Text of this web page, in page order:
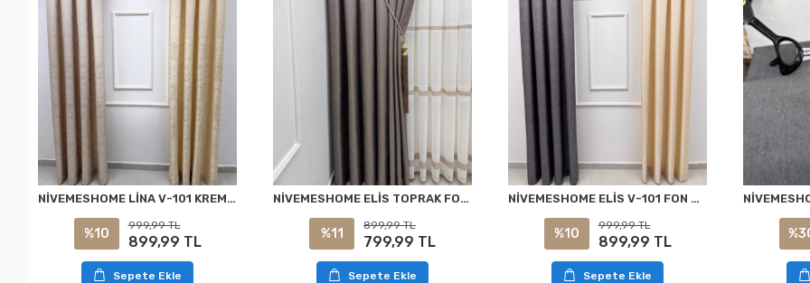
NİVEMESHOME LİNA V-101 KREM 1/3 PİLELİ FON PERDE
%10
999,99 TL
899,99 TL
Sepete Ekle
NİVEMESHOME ELİS TOPRAK FON PERDE 1/3 SIK PİLELİ PERDE APM
%11
899,99 TL
799,99 TL
Sepete Ekle
NİVEMESHOME ELİS V-101 FON PERDE 1/3 SIK PİLELİ PERDE APM
%10
999,99 TL
899,99 TL
Sepete Ekle